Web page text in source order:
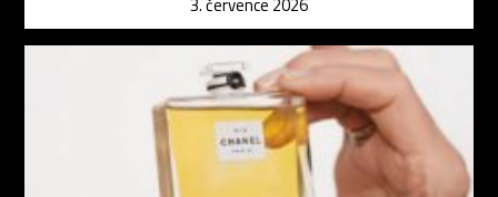
3. července 2026